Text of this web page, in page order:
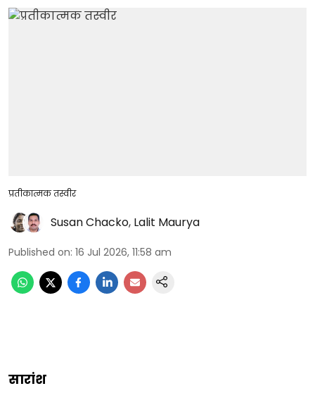
प्रतीकात्मक तस्वीर
Susan Chacko, Lalit Maurya
Published on: 16 Jul 2026, 11:58 am
सारांश